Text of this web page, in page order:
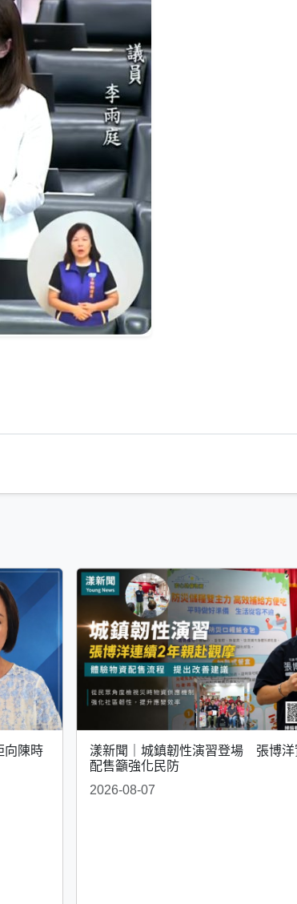
向陳時
漾新聞｜城鎮韌性演習登場 張博洋
配售籲強化民防
2026-08-07